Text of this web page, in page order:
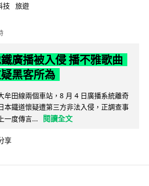
技 旅遊
廣播被入侵 播不雅歌曲
黑客所為
牟田線兩個車站，8 月 4 日廣播系統離奇
本鐵道懷疑遭第三方非法入侵，正調查事
一度傳言...
閱讀全文
享